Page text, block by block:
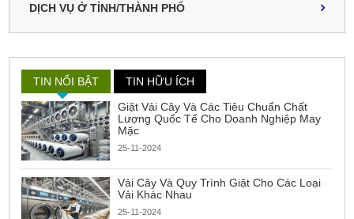
DỊCH VỤ Ở TỈNH/THÀNH PHỐ
TIN NỔI BẬT
TIN HỮU ÍCH
Giặt Vải Cây Và Các Tiêu Chuẩn Chất
Lượng Quốc Tế Cho Doanh Nghiệp May
Mặc
25-11-2024
Vải Cây Và Quy Trình Giặt Cho Các Loại
Vải Khác Nhau
25-11-2024